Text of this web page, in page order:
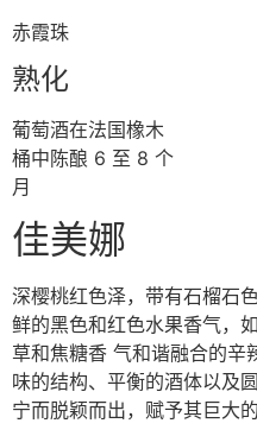
⾚霞珠
熟化
葡萄酒在法国橡⽊
桶中陈酿 6 ⾄ 8 个
⽉
佳美娜
深樱桃红⾊泽，带有⽯榴⽯
鲜的⿊⾊和红⾊⽔果⾹⽓，
草和焦糖⾹ ⽓和谐融合的⾟
味的结构、平衡的酒体以及
宁⽽脱颖⽽出，赋予其巨⼤